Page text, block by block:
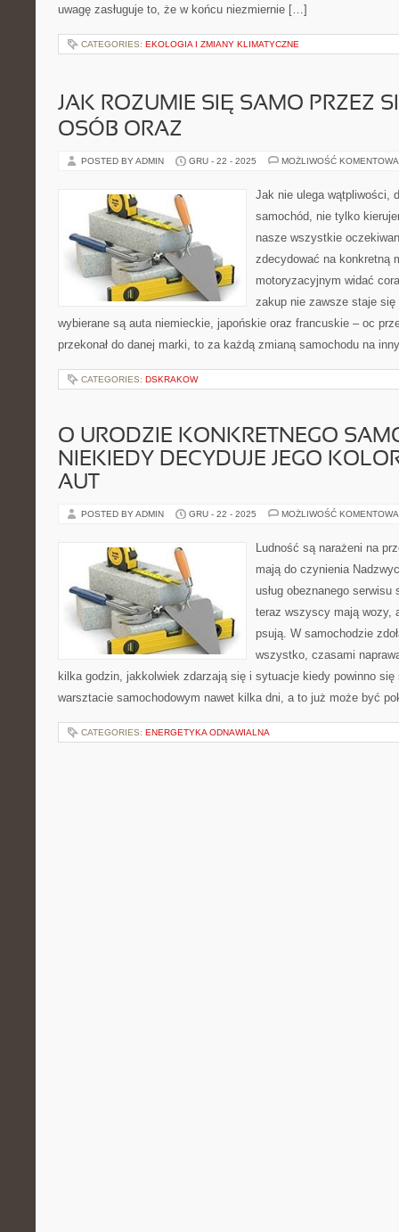
uwagę zasługuje to, że w końcu niezmiernie […]
CATEGORIES: EKOLOGIA I ZMIANY KLIMATYCZNE
JAK ROZUMIE SIĘ SAMO PRZEZ
OSÓB ORAZ
POSTED BY ADMIN GRU - 22 - 2025 MOŻLIWOŚĆ
Jak nie ulega wątpliwości,
samochód, nie tylko
nasze wszystkie
zdecydować na konkretną
motoryzacyjnym widać
zakup nie zawsze staje
wybierane są auta niemieckie, japońskie oraz francuskie – oc
przekonał do danej marki, to za każdą zmianą samochodu na
CATEGORIES: DSKRAKOW
O URODZIE KONKRETNEGO
NIEKIEDY DECYDUJE JEGO
AUT
POSTED BY ADMIN GRU - 22 - 2025 MOŻLIWOŚĆ
Ludność są narażeni na
mają do czynienia
usług obeznanego
teraz wszyscy mają wozy,
psują. W samochodzie
wszystko, czasami
kilka godzin, jakkolwiek zdarzają się i sytuacje kiedy powinno
warsztacie samochodowym nawet kilka dni, a to już może być
CATEGORIES: ENERGETYKA ODNAWIALNA